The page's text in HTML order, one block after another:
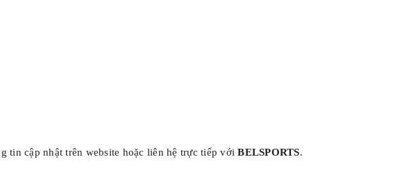
tin cập nhật trên website hoặc liên hệ trực tiếp vớiBELSPORTS.